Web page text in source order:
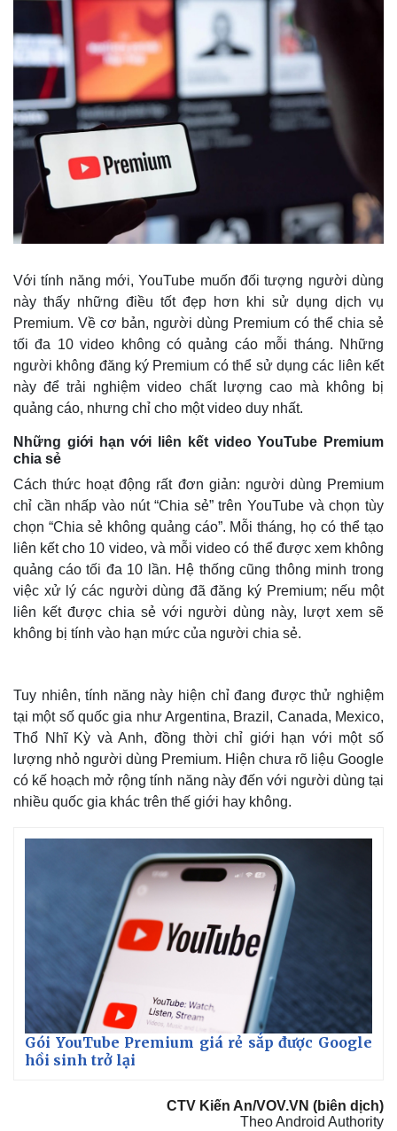
Cuộc sống đó đây
Multimedia
Video
Ảnh
E-Magazine
Infographic
Với tính năng mới, YouTube muốn đối tượng người dùng
này thấy những điều tốt đẹp hơn khi sử dụng dịch vụ
Premium. Về cơ bản, người dùng Premium có thể chia sẻ
tối đa 10 video không có quảng cáo mỗi tháng. Những
người không đăng ký Premium có thể sử dụng các liên kết
này để trải nghiệm video chất lượng cao mà không bị
quảng cáo, nhưng chỉ cho một video duy nhất.
Những giới hạn với liên kết video YouTube Premium
chia sẻ
Cách thức hoạt động rất đơn giản: người dùng Premium
chỉ cần nhấp vào nút “Chia sẻ” trên YouTube và chọn tùy
chọn “Chia sẻ không quảng cáo”. Mỗi tháng, họ có thể tạo
liên kết cho 10 video, và mỗi video có thể được xem không
quảng cáo tối đa 10 lần. Hệ thống cũng thông minh trong
việc xử lý các người dùng đã đăng ký Premium; nếu một
liên kết được chia sẻ với người dùng này, lượt xem sẽ
không bị tính vào hạn mức của người chia sẻ.
Tuy nhiên, tính năng này hiện chỉ đang được thử nghiệm
tại một số quốc gia như Argentina, Brazil, Canada, Mexico,
Thổ Nhĩ Kỳ và Anh, đồng thời chỉ giới hạn với một số
lượng nhỏ người dùng Premium. Hiện chưa rõ liệu Google
có kế hoạch mở rộng tính năng này đến với người dùng tại
nhiều quốc gia khác trên thế giới hay không.
Gói YouTube Premium giá rẻ sắp được Google
hồi sinh trở lại
CTV Kiến An/VOV.VN (biên dịch)
Theo Android Authority